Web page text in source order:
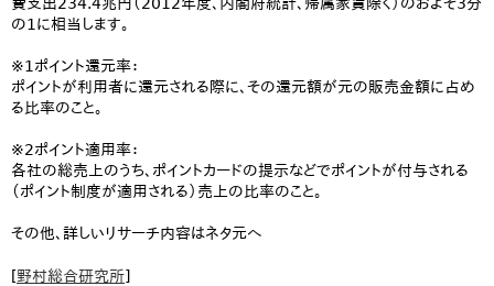
の1に相当します。
※1ポイント還元率：
ポイントが利用者に還元される際に、その還元額が元の販売金額に占め
る比率のこと。
※2ポイント適用率：
各社の総売上のうち、ポイントカードの提示などでポイントが付与される
（ポイント制度が適用される）売上の比率のこと。
その他、詳しいリサーチ内容はネタ元へ
[野村総合研究所]